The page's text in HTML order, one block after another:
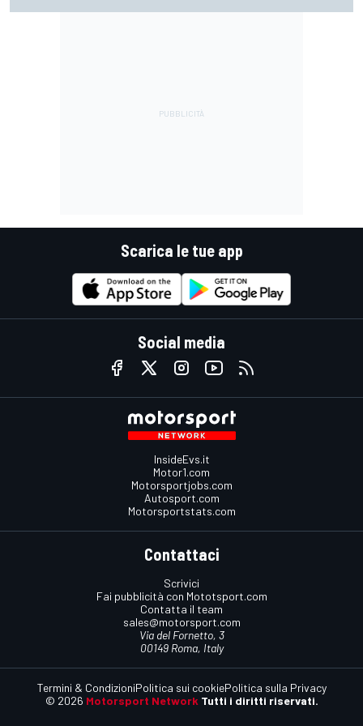
Scarica le tue app
Social media
InsideEvs.it
Motor1.com
Motorsportjobs.com
Autosport.com
Motorsportstats.com
Contattaci
Scrivici
Fai pubblicità con Mototsport.com
Contatta il team
sales@motorsport.com
Via del Fornetto, 3
00149 Roma, Italy
© 2026 Motorsport Network Tutti i diritti riservati.
Termini & CondizioniPolitica sui cookiePolitica sulla Privacy